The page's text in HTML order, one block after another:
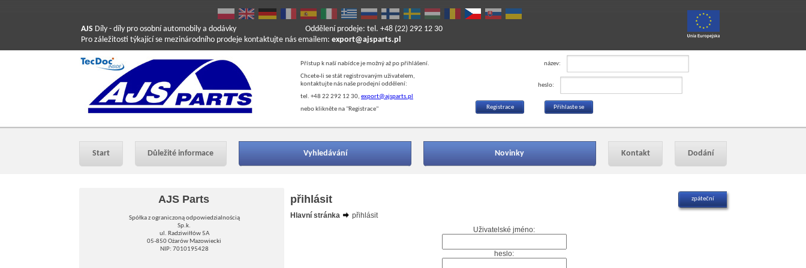
AJS Díly - díly pro osobní automobily a dodávky
Pro záležitosti týkající se mezinárodního prodeje kontaktujte nás emailem: export@ajsparts.pl
Oddělení prodeje: tel. +48 (22) 292 12 30
Přístup k naší nabídce je možný až po přihlášení.
Chcete-li se stát registrovaným uživatelem,
kontaktujte nás naše prodejní oddělení:
tel. +48 22 292 12 30, export@ajsparts.pl
nebo klikněte na "Registrace"
název:
heslo:
Registrace
Start Důležité informace Vyhledávání Novinky Kontakt Dodání
AJS Parts
Spółka z ograniczoną odpowiedzialnością
Sp.k.
ul. Radziwiłłów 5A
05-850 Ożarów Mazowiecki
NIP: 7010195428
přihlásit
Hlavní stránka
přihlásit
Uživatelské jméno:
heslo: